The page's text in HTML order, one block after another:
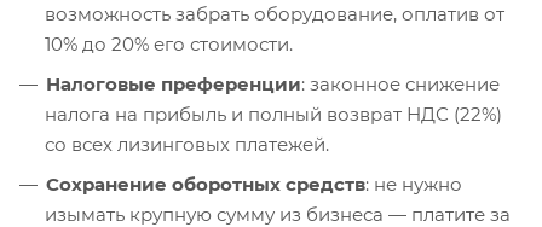
возможность забрать оборудование, оплатив от
10% до 20% его стоимости.
Налоговые преференции: законное снижение
налога на прибыль и полный возврат НДС (22%)
со всех лизинговых платежей.
Сохранение оборотных средств: не нужно
изымать крупную сумму из бизнеса — платите за